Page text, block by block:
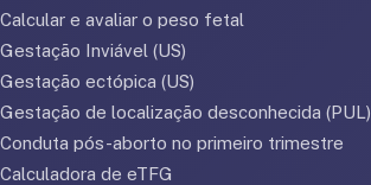
Calcular e avaliar o peso fetal
Gestação Inviável (US)
Gestação ectópica (US)
Gestação de localização desconhecida (PUL)
Conduta pós-aborto no primeiro trimestre
Calculadora de eTFG